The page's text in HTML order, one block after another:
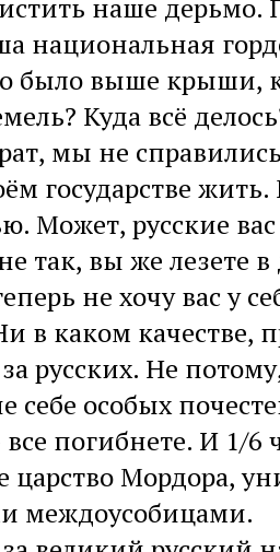
наше дерьмо.
национальная
было выше крыши,
Куда всё
мы не
государстве
Может, русские
так, вы же лезете
не хочу вас у
в каком качестве,
русских. Не
себе особых
погибнете. И 1/6
царство Мордора,
междоусобицами.